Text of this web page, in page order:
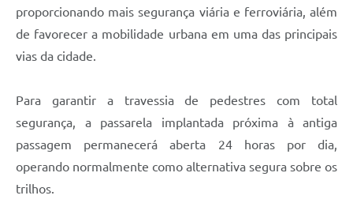
proporcionando mais segurança viária e ferroviária, além
de favorecer a mobilidade urbana em uma das principais
vias da cidade.
Para garantir a travessia de pedestres com total
segurança, a passarela implantada próxima à antiga
passagem permanecerá aberta 24 horas por dia,
operando normalmente como alternativa segura sobre os
trilhos.